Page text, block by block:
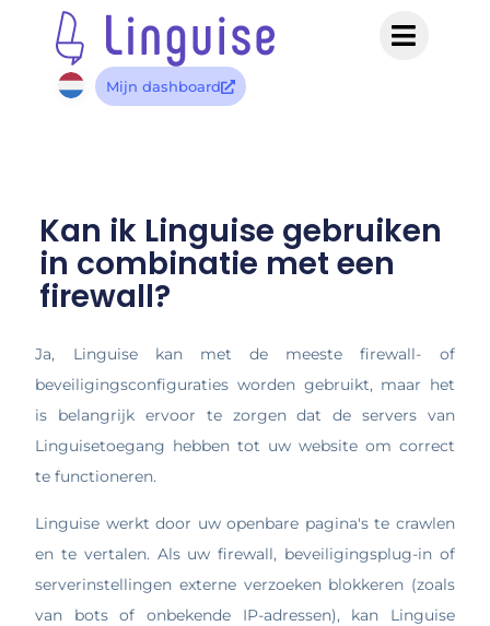
Mijn dashboard
Kan ik Linguise gebruiken
in combinatie met een
firewall?
Ja, Linguise kan met de meeste firewall- of
beveiligingsconfiguraties worden gebruikt, maar het
is belangrijk ervoor te zorgen dat de servers van
Linguisetoegang hebben tot uw website om correct
te functioneren.
Linguise werkt door uw openbare pagina's te crawlen
en te vertalen. Als uw firewall, beveiligingsplug-in of
serverinstellingen externe verzoeken blokkeren (zoals
van bots of onbekende IP-adressen), kan Linguise